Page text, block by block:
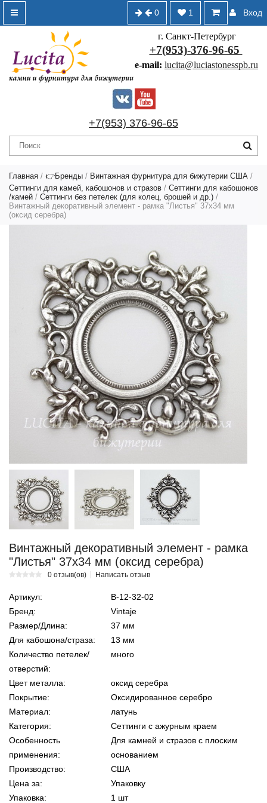
Вход
1
0
г. Санкт-Петербург
+7(953)-376-96-65
e-mail: lucita@luciastonesspb.ru
+7(953) 376-96-65
Главная / 👉Бренды / Винтажная фурнитура для бижутерии США /
Сеттинги для камей, кабошонов и стразов / Сеттинги для кабошонов
/камей / Сеттинги без петелек (для колец, брошей и др.) /
Винтажный декоративный элемент - рамка "Листья" 37х34 мм
(оксид серебра)
Винтажный декоративный элемент - рамка
"Листья" 37х34 мм (оксид серебра)
0 отзыв(ов) Написать отзыв
Артикул:
В-12-32-02
Бренд:
Vintaje
Размер/Длина:
37 мм
Для кабошона/страза:
13 мм
Количество петелек/
отверстий:
много
Цвет металла:
оксид серебра
Покрытие:
Оксидированное серебро
Материал:
латунь
Категория:
Сеттинги с ажурным краем
Особенность
применения:
Для камней и стразов с плоским
основанием
Производство:
США
Цена за:
Упаковку
Упаковка:
1 шт